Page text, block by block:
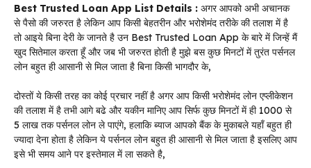
Best Trusted Loan App List Details : अगर आपको अभी अचानक
से पैसो की जरुरत है लेकिन आप किसी बेहतरीन और भरोशेमंद तरीके की तलाश में है
तो आइये बिना देरी के जानते है उन Best Trusted Loan App के बारे में जिन्हें मैं
खुद सितेमाल करता हूँ और जब भी जरुरत होती है मुझे बस कुछ मिनटों में तुरंत पर्सनल
लोन बहुत ही आसानी से मिल जाता है बिना किसी भागदौर के,
दोस्तों ये किसी तरह का कोई प्रचार नहीं है अगर आप किसी भरोशेमंद लोन एप्लीकेशन
की तलाश में है तभी आगे बढे और यकीन मानिए आप सिर्फ कुछ मिनटों में ही 1000 से
5 लाख तक पर्सनल लोन ले पाएंगे, हलाकि ब्याज आपको बैंक के मुकाबले यहाँ बहुत ही
ज्यादा देना होता है लेकिन ये पर्सनल लोन बहुत ही आसानी से मिल जाता है इसलिए आप
इसे भी समय आने पर इस्तेमाल में ला सकते है,